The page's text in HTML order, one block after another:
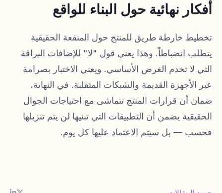
أفكار نهائية حول البناء للواقع
تخطيط خارطة طريق للمنتج حول المنفعة الحقيقية
يتطلب انضباطاً. وهذا يعني قول "لا" للإضافات البراقة
التي لا تخدم الغرض الأساسي. ويعني الاختبار بصرامة
عبر الأجهزة القديمة والشبكات المتقلبة. في النهاية،
ضمان أن قرارات المنتج تتماشى مع احتياجات الجوال
الحقيقية يضمن أن التطبيقات التي تبنيها لن يتم تنزيلها
فحسب — بل سيتم الاعتماد عليها كل يوم.